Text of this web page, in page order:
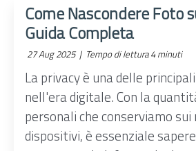
Come Nascondere Foto
Guida Completa
27 Aug 2025 | Tempo di lettura 4 minuti
La privacy è una delle
nell'era digitale. Con la
personali che conserviamo
dispositivi, è essenziale